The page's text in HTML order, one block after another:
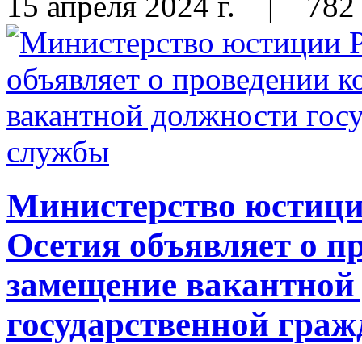
Министерство
Осетия объявляет о
замещение
государственной